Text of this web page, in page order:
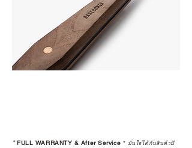
*FULL WARRANTY & After Service * มั่นใจได้กับสินค้ามี